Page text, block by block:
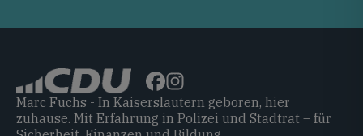
Marc Fuchs - In Kaiserslautern geboren, hier
zuhause. Mit Erfahrung in Polizei und Stadtrat – für